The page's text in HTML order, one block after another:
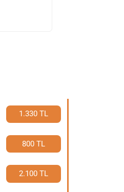
1.330 TL
800 TL
2.100 TL